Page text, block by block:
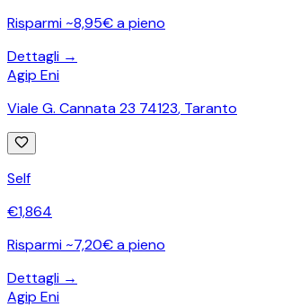
Risparmi ~8,95€ a pieno
Dettagli →
Agip Eni
Viale G. Cannata 23 74123, Taranto
Self
€1,864
Risparmi ~7,20€ a pieno
Dettagli →
Agip Eni